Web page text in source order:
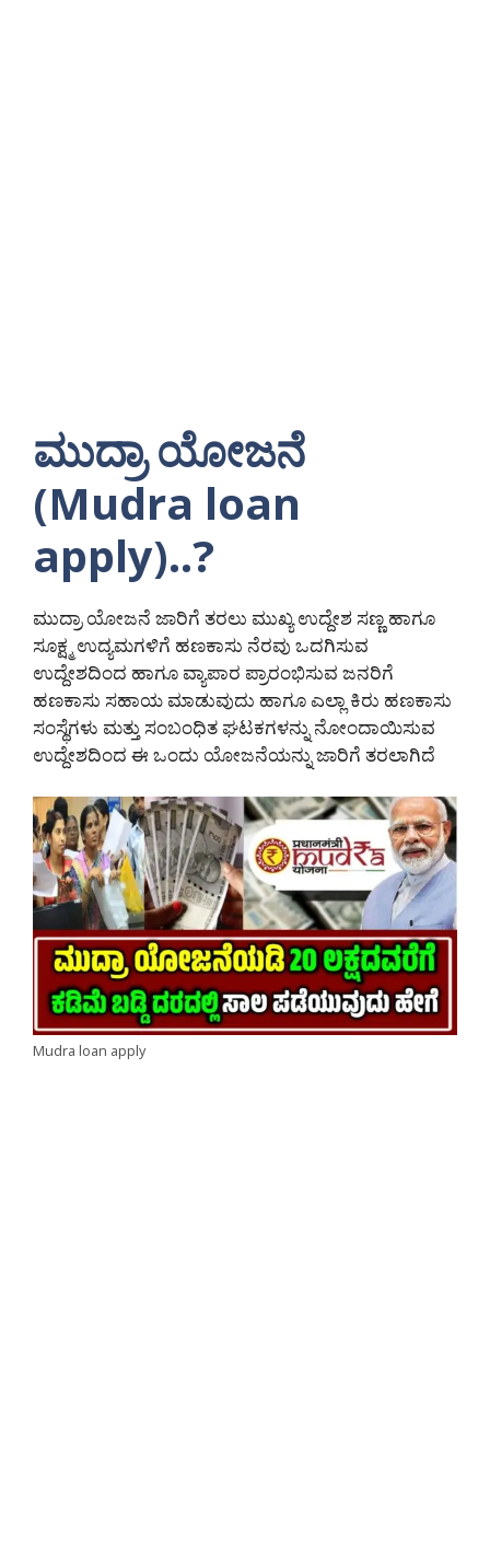
ಮುದ್ರಾ ಯೋಜನೆ
(Mudra loan
apply)..?
ಮುದ್ರಾ ಯೋಜನೆ ಜಾರಿಗೆ ತರಲು ಮುಖ್ಯ ಉದ್ದೇಶ ಸಣ್ಣ ಹಾಗೂ
ಸೂಕ್ಷ್ಮ ಉದ್ಯಮಗಳಿಗೆ ಹಣಕಾಸು ನೆರವು ಒದಗಿಸುವ
ಉದ್ದೇಶದಿಂದ ಹಾಗೂ ವ್ಯಾಪಾರ ಪ್ರಾರಂಭಿಸುವ ಜನರಿಗೆ
ಹಣಕಾಸು ಸಹಾಯ ಮಾಡುವುದು ಹಾಗೂ ಎಲ್ಲಾ ಕಿರು ಹಣಕಾಸು
ಸಂಸ್ಥೆಗಳು ಮತ್ತು ಸಂಬಂಧಿತ ಘಟಕಗಳನ್ನು ನೋಂದಾಯಿಸುವ
ಉದ್ದೇಶದಿಂದ ಈ ಒಂದು ಯೋಜನೆಯನ್ನು ಜಾರಿಗೆ ತರಲಾಗಿದೆ
Mudra loan apply